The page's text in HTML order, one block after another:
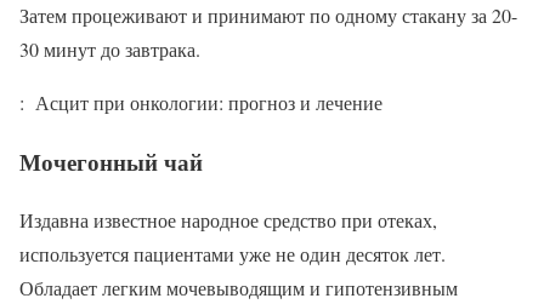
Затем процеживают и принимают по одному стакану за 20-
30 минут до завтрака.
: Асцит при онкологии: прогноз и лечение
Мочегонный чай
Издавна известное народное средство при отеках,
используется пациентами уже не один десяток лет.
Обладает легким мочевыводящим и гипотензивным